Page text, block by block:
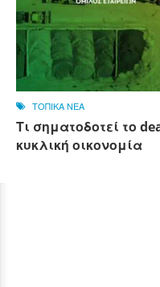
ΤΟΠΙΚΑ ΝΕΑ
Τι σηματοδοτεί το
κυκλική οικονομία